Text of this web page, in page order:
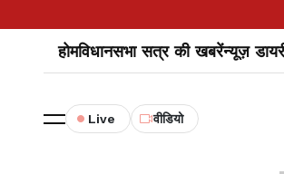
होमविधानसभा सत्र की खबरेंन्यूज़
Live वीडियो